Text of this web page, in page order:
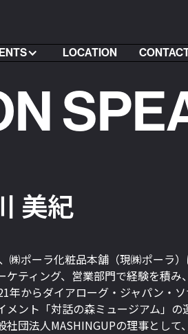
LOCATION
美紀
㈱ポーラ化粧品本舗（現㈱ポーラ
ケティング、営業部門で経験を積
年からダイアローグ・ジャパン・
メント「対話の森ミュージアム」
社団法人MASHINGUPの理事として